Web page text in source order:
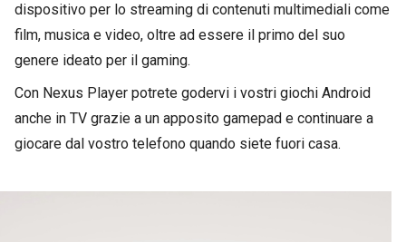
dispositivo per lo streaming di contenuti multimediali come
film, musica e video, oltre ad essere il primo del suo
genere ideato per il gaming.
Con Nexus Player potrete godervi i vostri giochi Android
anche in TV grazie a un apposito gamepad e continuare a
giocare dal vostro telefono quando siete fuori casa.